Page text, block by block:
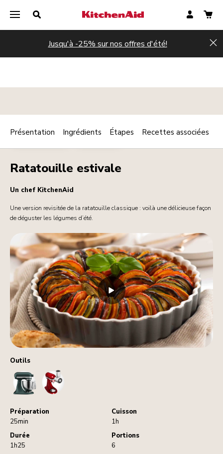
Jusqu'à -25% sur nos offres d'été!
Outils
StandMixerVegetableSlicerAndShredder
Préparation
25min
Cuisson
1h
Durée
1h25
Portions
6
PLAT PRINCIPAL VÉGÉTARIEN Print
Ratatouille estivale
Un chef KitchenAid
Une version revisitée de la ratatouille classique : voilà une délicieuse façon
de déguster les légumes d’été.
Présentation Ingrédients Étapes Recettes associées